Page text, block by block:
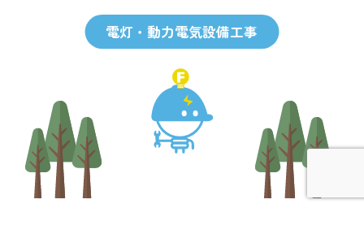
電灯・動力電気設備工事